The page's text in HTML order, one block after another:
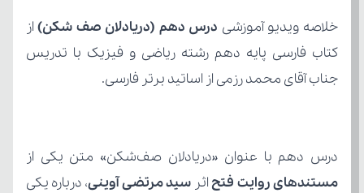
خلاصه ویدیو آموزشی درس دهم (دریادلان صف شکن)
جناب آقای محمد رزمی از اساتید برتر فارسی.
درس دهم با عنوان «دریادلان صف‌شکن» متن یکی از
مستندهای روایت فتح اثر سید مرتضی آوینی